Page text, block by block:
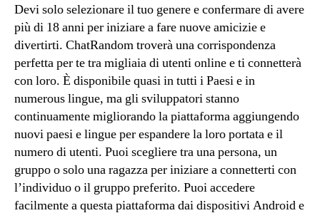
Devi solo selezionare il tuo genere e confermare di avere
più di 18 anni per iniziare a fare nuove amicizie e
divertirti. ChatRandom troverà una corrispondenza
perfetta per te tra migliaia di utenti online e ti connetterà
con loro. È disponibile quasi in tutti i Paesi e in
numerous lingue, ma gli sviluppatori stanno
continuamente migliorando la piattaforma aggiungendo
nuovi paesi e lingue per espandere la loro portata e il
numero di utenti. Puoi scegliere tra una persona, un
gruppo o solo una ragazza per iniziare a connetterti con
l’individuo o il gruppo preferito. Puoi accedere
facilmente a questa piattaforma dai dispositivi Android e